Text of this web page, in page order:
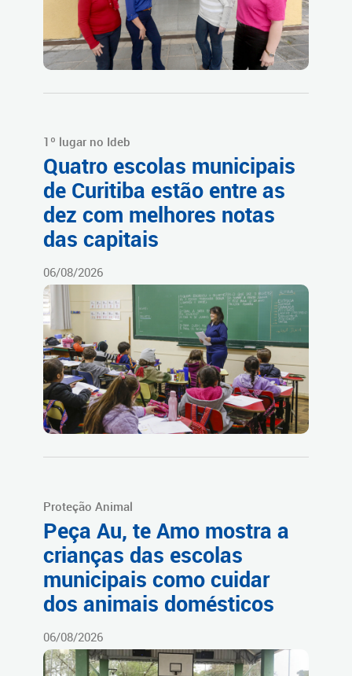
1º lugar no Ideb
Quatro escolas municipais
de Curitiba estão entre as
dez com melhores notas
das capitais
06/08/2026
Proteção Animal
Peça Au, te Amo mostra a
crianças das escolas
municipais como cuidar
dos animais domésticos
06/08/2026